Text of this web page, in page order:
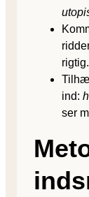
rigtig.
ind:
ser